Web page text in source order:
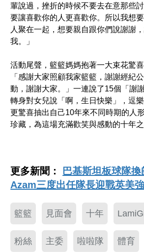
輩說過，挫折的時候不要去在意那些
要讓喜歡你的人更喜歡你。所以我想
人聚在一起，想要親自跟你們說謝謝
我。」
活動尾聲，籃籃媽媽抱著一大束花驚
「感謝大家照顧我家籃籃，謝謝經紀
動，謝謝大家。」一連說了15個「謝
轉身對女兒說「啊，生日快樂」，逗
更驚喜抽出自己10年來不同時期的人
珍藏，為這場充滿歡笑與感動的十年之
更多新聞：
巴基斯坦板球隊
Azam三度出任隊長迎戰英美
籃籃 見面會 十年
粉絲 主委 啦啦隊 體育